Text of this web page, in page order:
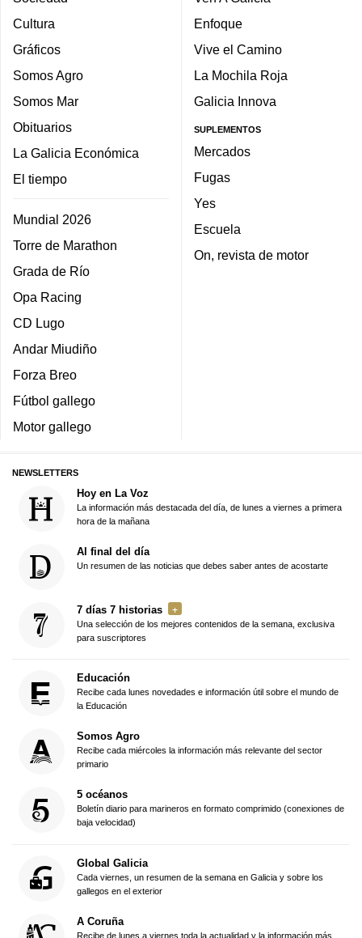
Cultura
Gráficos
Somos Agro
Somos Mar
Obituarios
La Galicia Económica
El tiempo
Mundial 2026
Torre de Marathon
Grada de Río
Opa Racing
CD Lugo
Andar Miudiño
Forza Breo
Fútbol gallego
Motor gallego
Enfoque
Vive el Camino
La Mochila Roja
Galicia Innova
SUPLEMENTOS
Mercados
Fugas
Yes
Escuela
On, revista de motor
NEWSLETTERS
Hoy en La Voz
La información más destacada del día, de lunes a viernes a primera
hora de la mañana
Al final del día
Un resumen de las noticias que debes saber antes de acostarte
7 días 7 historias
Una selección de los mejores contenidos de la semana, exclusiva
para suscriptores
Educación
Recibe cada lunes novedades e información útil sobre el mundo de
la Educación
Somos Agro
Recibe cada miércoles la información más relevante del sector
primario
5 océanos
Boletín diario para marineros en formato comprimido (conexiones de
baja velocidad)
Global Galicia
Cada viernes, un resumen de la semana en Galicia y sobre los
gallegos en el exterior
A Coruña
Recibe de lunes a viernes toda la actualidad y la información más